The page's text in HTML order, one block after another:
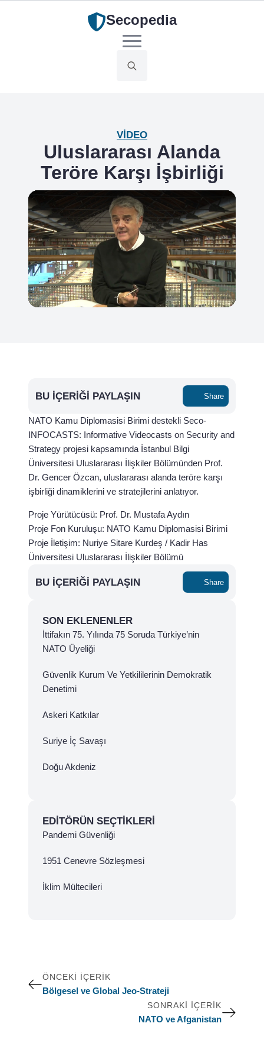
Secopedia
VIDEO
Uluslararası Alanda
Teröre Karşı İşbirliği
BU İÇERIĞI PAYLAŞIN Share
NATO Kamu Diplomasisi Birimi destekli Seco-
INFOCASTS: Informative Videocasts on Security and
Strategy projesi kapsamında İstanbul Bilgi
Üniversitesi Uluslararası İlişkiler Bölümünden Prof.
Dr. Gencer Özcan, uluslararası alanda teröre karşı
işbirliği dinamiklerini ve stratejilerini anlatıyor.
Proje Yürütücüsü: Prof. Dr. Mustafa Aydın
Proje Fon Kuruluşu: NATO Kamu Diplomasisi Birimi
Proje İletişim: Nuriye Sitare Kurdeş / Kadir Has
Üniversitesi Uluslararası İlişkiler Bölümü
BU İÇERIĞI PAYLAŞIN Share
SON EKLENENLER
İttifakın 75. Yılında 75 Soruda Türkiye’nin
NATO Üyeliği
Güvenlik Kurum Ve Yetkililerinin Demokratik
Denetimi
Askeri Katkılar
Suriye İç Savaşı
Doğu Akdeniz
EDITÖRÜN SEÇTIKLERI
Pandemi Güvenliği
1951 Cenevre Sözleşmesi
İklim Mültecileri
ÖNCEKI İÇERIK
Bölgesel ve Global Jeo-Strateji
SONRAKI İÇERIK
NATO ve Afganistan